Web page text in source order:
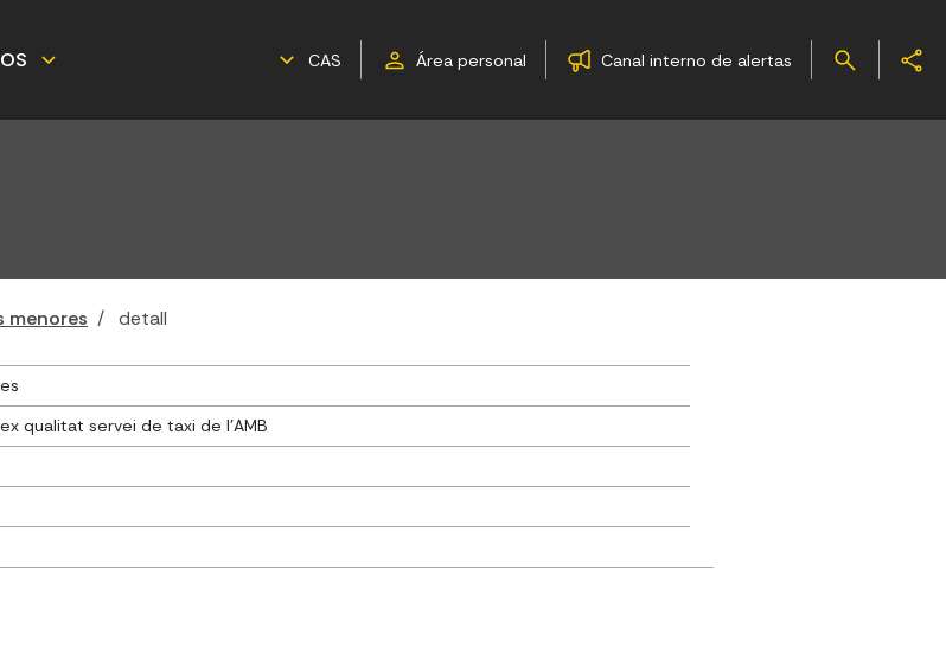
CAS Área personal Canal interno de alertas
menores detall
qualitat servei de taxi de l'AMB